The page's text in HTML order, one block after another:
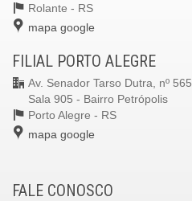
Rolante - RS
mapa google
FILIAL PORTO ALEGRE
Av. Senador Tarso Dutra, nº 565
Sala 905 - Bairro Petrópolis
Porto Alegre - RS
mapa google
FALE CONOSCO